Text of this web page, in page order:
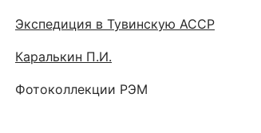
Экспедиция в Тувинскую АССР
Каралькин П.И.
Фотоколлекции РЭМ